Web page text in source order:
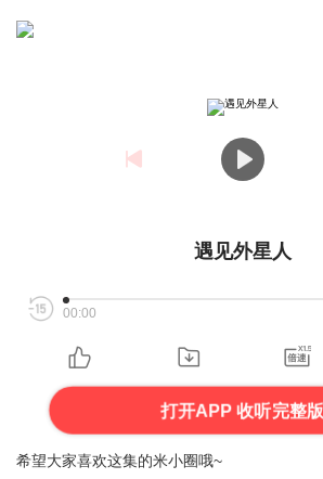
遇见外星人
00:00
打开APP 收听完整版
希望大家喜欢这集的米小圈哦~